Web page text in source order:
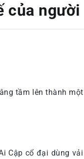
của người
tầm lên thành
Cập cổ đại dùng